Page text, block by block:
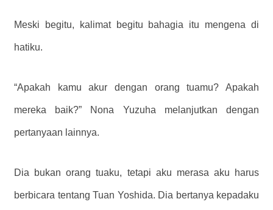
Meski begitu, kalimat begitu bahagia itu mengena di
hatiku.
“Apakah kamu akur dengan orang tuamu? Apakah
mereka baik?” Nona Yuzuha melanjutkan dengan
pertanyaan lainnya.
Dia bukan orang tuaku, tetapi aku merasa aku harus
berbicara tentang Tuan Yoshida. Dia bertanya kepadaku